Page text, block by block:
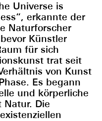
Universe is
erkannte der
Naturforscher
Künstler
für sich
trat seit
von Kunst
Es begann
und körperliche
Natur. Die